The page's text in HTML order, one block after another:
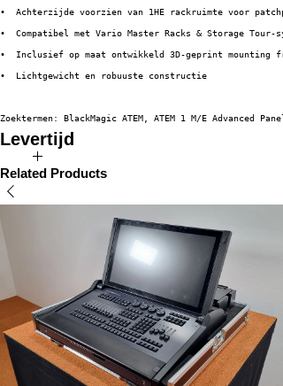
•  Achterzijde voorzien van 1HE rackruimte voor
•  Compatibel met Vario Master Racks & Storage Tour-
•  Inclusief op maat ontwikkeld 3D-geprint mounting
•  Lichtgewicht en robuuste constructie
Zoektermen: BlackMagic ATEM, ATEM 1 M/E
Levertijd
De verwachte levertijd van dit product bedraagt 2 tot 4 weken.
Related Products